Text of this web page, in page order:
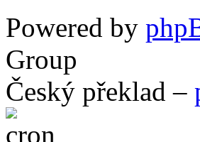
Powered by
Group
Český překlad –